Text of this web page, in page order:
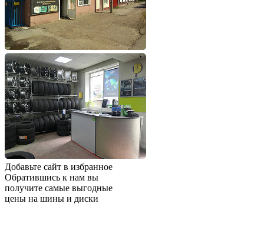
Добавьте сайт в избранное
Обратившись к нам вы
получите самые выгодные
цены на шины и диски